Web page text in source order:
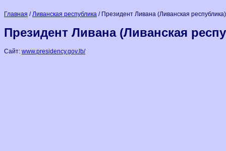
Главная /Ливанская республика / Президент Ливана (Ливанская республика)
Президент Ливана (Ливанская
Сайт: www.presidency.gov.lb/